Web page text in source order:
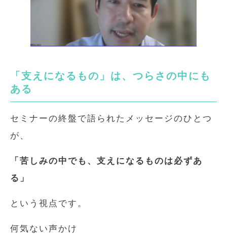
「支えになるもの」は、つらさの中にも
ある
セミナーの終盤で語られたメッセージのひとつ
が、
「苦しみの中でも、支えになるものは必ずあ
る」
という視点です。
何気ない声かけ